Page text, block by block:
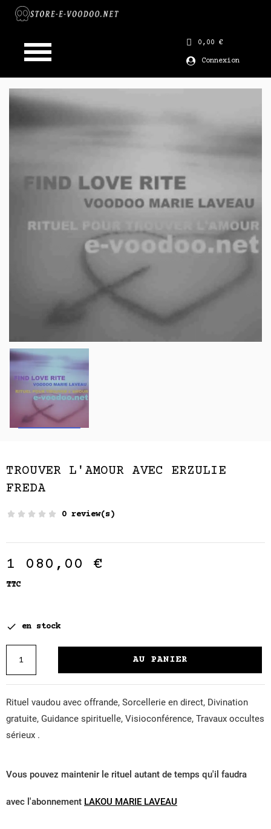
0,00 €
Connexion
TROUVER L'AMOUR AVEC ERZULIE
FREDA
0 review(s)
1 080,00 €
TTC
 en stock
AU PANIER
Rituel vaudou avec offrande, Sorcellerie en direct, Divination
gratuite, Guidance spirituelle, Visioconférence, Travaux occultes
sérieux .
Vous pouvez maintenir le rituel autant de temps qu'il faudra
avec l'abonnement LAKOU MARIE LAVEAU